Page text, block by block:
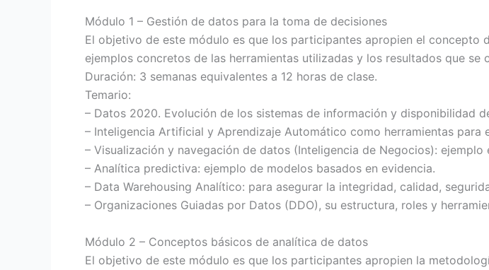
Módulo 1 – Gestión de datos para la toma de decisiones
El objetivo de este módulo es que los participantes apropien el concepto
ejemplos concretos de las herramientas utilizadas y los resultados que se
Duración: 3 semanas equivalentes a 12 horas de clase.
Temario:
– Datos 2020. Evolución de los sistemas de información y disponibilidad
– Inteligencia Artificial y Aprendizaje Automático como herramientas
– Visualización y navegación de datos (Inteligencia de Negocios):
– Analítica predictiva: ejemplo de modelos basados en evidencia.
– Data Warehousing Analítico: para asegurar la integridad, calidad,
– Organizaciones Guiadas por Datos (DDO), su estructura, roles y
Módulo 2 – Conceptos básicos de analítica de datos
El objetivo de este módulo es que los participantes apropien la